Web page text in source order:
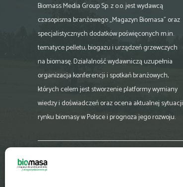
Biomass Media Group Sp. z o.o. jest wydawcą
czasopisma branżowego „Magazyn Biomasa” oraz
specjalistycznych dodatków poświęconych m.in.
tematyce pelletu, biogazu i urządzeń grzewczych
na biomasę. Działalność wydawniczą uzupełnia
organizacja konferencji i spotkań branżowych,
których celem jest stworzenie platformy wymiany
wiedzy i doświadczeń oraz ocena aktualnej sytuacji
rynku biomasy w Polsce i prognoza jego rozwoju.
biuro@magazynbiomasa.pl